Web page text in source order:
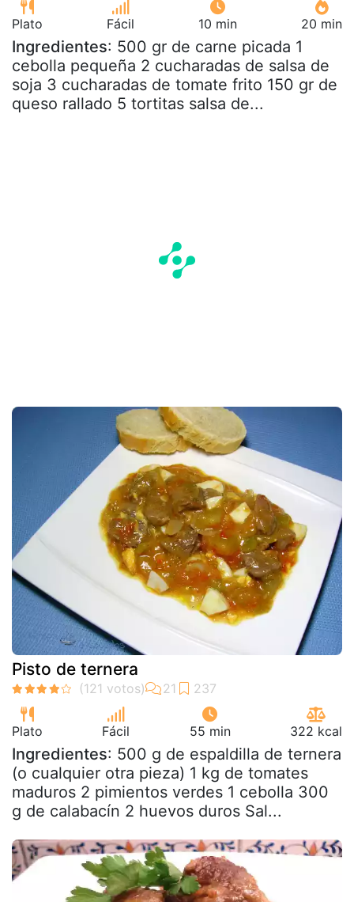
Plato Fácil 10 min 20 min
Ingredientes: 500 gr de carne picada 1
cebolla pequeña 2 cucharadas de salsa de
soja 3 cucharadas de tomate frito 150 gr de
queso rallado 5 tortitas salsa de...
Pisto de ternera
Plato Fácil 55 min 322 kcal
Ingredientes: 500 g de espaldilla de ternera
(o cualquier otra pieza) 1 kg de tomates
maduros 2 pimientos verdes 1 cebolla 300
g de calabacín 2 huevos duros Sal...